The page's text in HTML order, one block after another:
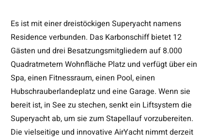
Es ist mit einer dreistöckigen Superyacht namens
Residence verbunden. Das Karbonschiff bietet 12
Gästen und drei Besatzungsmitgliedern auf 8.000
Quadratmetern Wohnfläche Platz und verfügt über ein
Spa, einen Fitnessraum, einen Pool, einen
Hubschrauberlandeplatz und eine Garage. Wenn sie
bereit ist, in See zu stechen, senkt ein Liftsystem die
Superyacht ab, um sie zum Stapellauf vorzubereiten.
Die vielseitige und innovative AirYacht nimmt derzeit